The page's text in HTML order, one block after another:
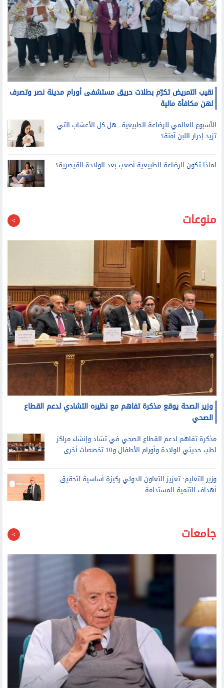
نقيب التمريض تكرّم بطلات حريق مستشفى أورام مدينة نصر وتصرف
لهن مكافأة مالية
الأسبوع العالمي للرضاعة الطبيعية.. هل كل الأعشاب التي
تزيد إدرار اللبن آمنة؟
لماذا تكون الرضاعة الطبيعية أصعب بعد الولادة القيصرية؟
منوعات
وزير الصحة يوقع مذكرة تفاهم مع نظيره التشادي لدعم القطاع
الصحي
مذكرة تفاهم لدعم القطاع الصحي في تشاد وإنشاء مراكز
لطب حديثي الولادة وأورام الأطفال و10 تخصصات أخرى
وزير التعليم: تعزيز التعاون الدولي ركيزة أساسية لتحقيق
أهداف التنمية المستدامة
جامعات